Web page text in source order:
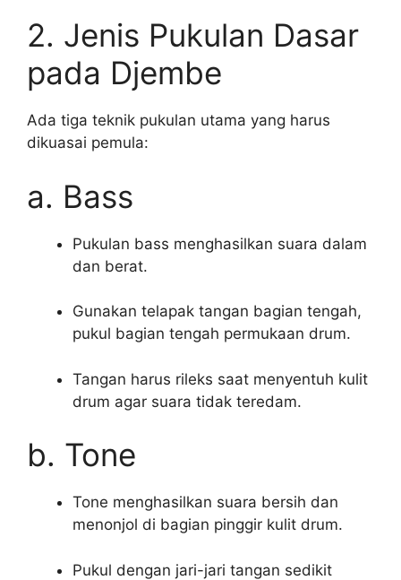
2. Jenis Pukulan Dasar
pada Djembe
Ada tiga teknik pukulan utama yang harus
dikuasai pemula:
a. Bass
Pukulan bass menghasilkan suara dalam
dan berat.
Gunakan telapak tangan bagian tengah,
pukul bagian tengah permukaan drum.
Tangan harus rileks saat menyentuh kulit
drum agar suara tidak teredam.
b. Tone
Tone menghasilkan suara bersih dan
menonjol di bagian pinggir kulit drum.
Pukul dengan jari-jari tangan sedikit